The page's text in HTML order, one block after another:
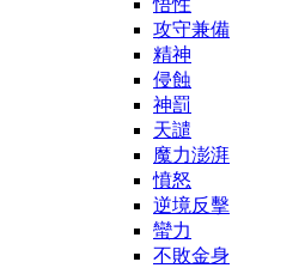
悟性
攻守兼備
精神
侵蝕
神罰
天譴
魔力澎湃
憤怒
逆境反擊
蠻力
不敗金身